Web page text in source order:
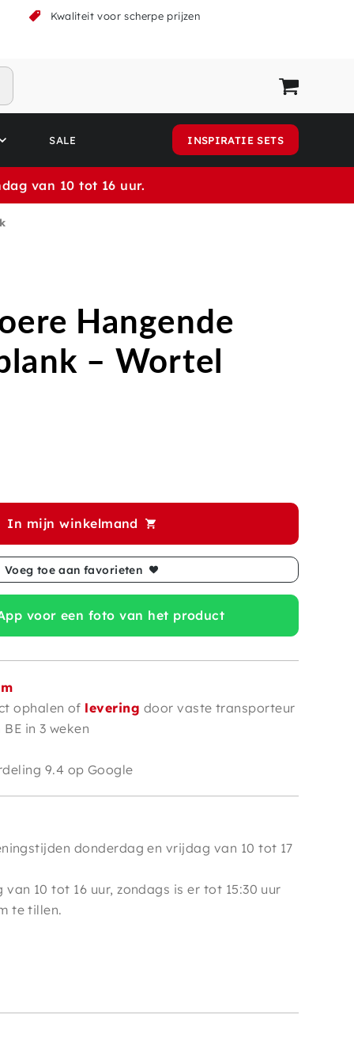
Kwaliteit voor scherpe prijzen
SALE INSPIRATIE SETS
van 10 tot 16 uur.
Hangende
– Wortel
In mijn winkelmand
Voeg toe aan favorieten
voor een foto van het product
ophalen of levering door vaste transporteur
in 3 weken
9.4 op Google
donderdag en vrijdag van 10 tot 17
10 tot 16 uur, zondags is er tot 15:30 uur
te tillen.